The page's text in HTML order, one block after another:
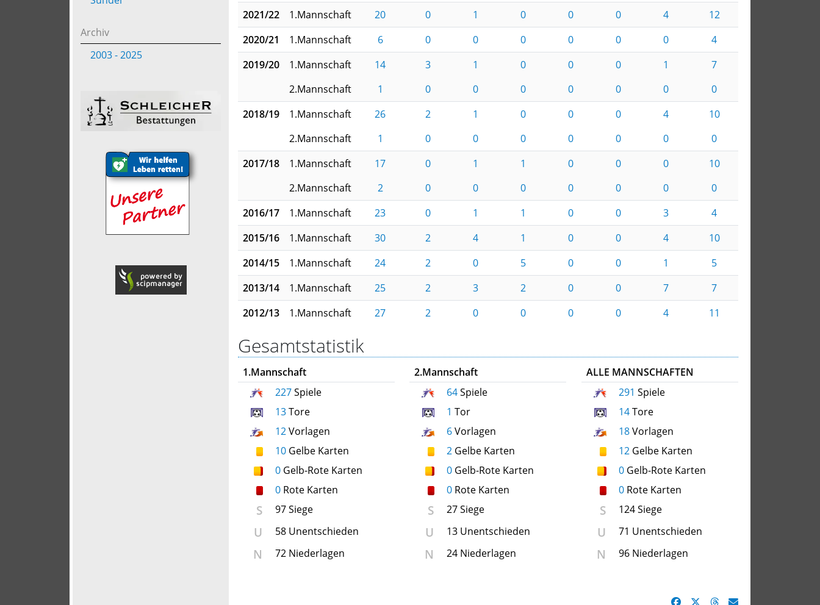
Archiv
2003 - 2025
2021/22
1.Mannschaft 20 0 1 0 0 0 4
12
2020/21
1.Mannschaft 6 0 0 0 0 0 0
4
2019/20
1.Mannschaft 14 3 1 0 0 0 1
7
2.Mannschaft
1 0 0 0 0 0 0
0
2018/19
1.Mannschaft 26 2 1 0 0 0 4
10
2.Mannschaft
1 0 0 0 0 0 0
0
2017/18
1.Mannschaft 17 0 1 1 0 0 0
10
2.Mannschaft
2 0 0 0 0 0 0
0
2016/17
1.Mannschaft 23 0 1 1 0 0 3
4
2015/16
1.Mannschaft 30 2 4 1 0 0 4
10
2014/15
1.Mannschaft 24 2 0 5 0 0 1
5
2013/14
1.Mannschaft 25 2 3 2 0 0 7
7
2012/13
1.Mannschaft 27 2 0 0 0 0 4 11
Gesamtstatistik
1.Mannschaft
227Spiele
13Tore
12Vorlagen
10 Gelbe Karten
0 Gelb-Rote Karten
0 Rote Karten
S 97 Siege
U 58 Unentschieden
N 72 Niederlagen
2.Mannschaft
64Spiele
1 Tor
6Vorlagen
2 Gelbe Karten
0 Gelb-Rote Karten
0 Rote Karten
S 27 Siege
U 13 Unentschieden
N 24 Niederlagen
ALLE MANNSCHAFTEN
291 Spiele
14Tore
18Vorlagen
12Gelbe Karten
0Gelb-Rote Karten
0Rote Karten
S 124 Siege
U 71 Unentschieden
N 96 Niederlagen